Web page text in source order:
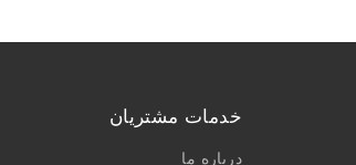
خدمات مشتریان
درباره ما